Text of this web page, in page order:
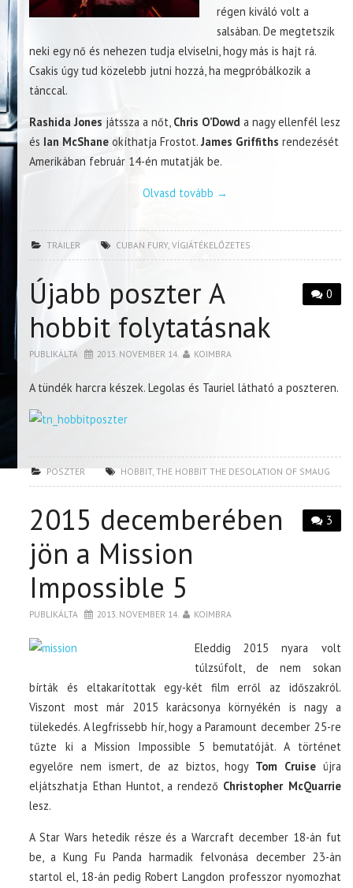
régen kiváló volt a
salsában. De megtetszik
neki egy nő és nehezen tudja elviselni, hogy más is hajt rá.
Csakis úgy tud közelebb jutni hozzá, ha megpróbálkozik a
tánccal.
Rashida Jones játssza a nőt, Chris O’Dowd a nagy ellenfél lesz
és Ian McShane okíthatja Frostot.James Griffiths rendezését
Amerikában február 14-én mutatják be.
Olvasd tovább →
TRAILER CUBAN FURY,VÍGJÁTÉKELŐZETES
0
Újabb poszter A
hobbit folytatásnak
PUBLIKÁLTA 2013. NOVEMBER 14. KOIMBRA
A tündék harcra készek. Legolas és Tauriel látható a poszteren.
POSZTER HOBBIT,THE HOBBIT THE DESOLATION OF SMAUG
3
2015 decemberében
jön a Mission
Impossible 5
PUBLIKÁLTA 2013. NOVEMBER 14. KOIMBRA
Eleddig 2015 nyara volt
túlzsúfolt, de nem sokan
bírták és eltakarítottak egy-két film erről az időszakról.
Viszont most már 2015 karácsonya környékén is nagy a
tülekedés. A legfrissebb hír, hogy a Paramount december 25-re
tűzte ki a Mission Impossible 5 bemutatóját. A történet
egyelőre nem ismert, de az biztos, hogy Tom Cruiseújra
eljátszhatja Ethan Huntot, a rendező Christopher McQuarrie
lesz.
A Star Wars hetedik része és a Warcraft december 18-án fut
be, a Kung Fu Panda harmadik felvonása december 23-án
startol el, 18-án pedig Robert Langdon professzor nyomozhat